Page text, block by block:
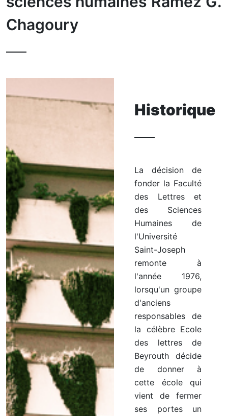
Chagoury
Historique
La décision de
fonder la Faculté
des Lettres et
des Sciences
Humaines de
l'Université
Saint-Joseph
remonte à
l'année 1976,
lorsqu'un groupe
d'anciens
responsables de
la célèbre Ecole
des lettres de
Beyrouth décide
de donner à
cette école qui
vient de fermer
ses portes un